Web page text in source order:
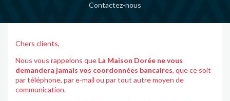
Contactez-nous
Chers clients,
Nous vous rappelons que La Maison Dorée ne vous
demandera jamais vos coordonnées bancaires, que ce soit
par téléphone, par e-mail ou par tout autre moyen de
communication.